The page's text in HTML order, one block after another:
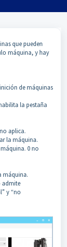
que pueden
máquina, y hay
de máquinas
la pestaña
aplica.
la máquina.
0 no
máquina.
admite
y “no